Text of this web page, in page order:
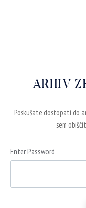
ARHIV
Poskušate dostopati do
sem
Enter Password